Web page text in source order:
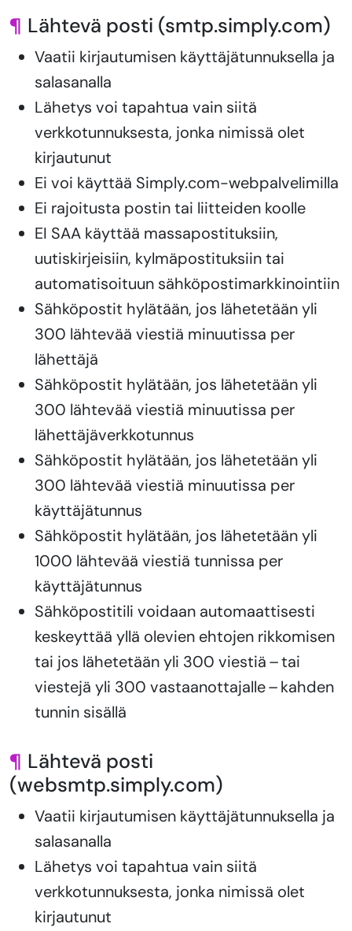
¶ Lähtevä posti (smtp.simply.com)
Vaatii kirjautumisen käyttäjätunnuksella ja
salasanalla
Lähetys voi tapahtua vain siitä
verkkotunnuksesta, jonka nimissä olet
kirjautunut
Ei voi käyttää Simply.com-webpalvelimilla
Ei rajoitusta postin tai liitteiden koolle
EI SAA käyttää massapostituksiin,
uutiskirjeisiin, kylmäpostituksiin tai
automatisoituun sähköpostimarkkinointiin
Sähköpostit hylätään, jos lähetetään yli
300 lähtevää viestiä minuutissa per
lähettäjä
Sähköpostit hylätään, jos lähetetään yli
300 lähtevää viestiä minuutissa per
lähettäjäverkkotunnus
Sähköpostit hylätään, jos lähetetään yli
300 lähtevää viestiä minuutissa per
käyttäjätunnus
Sähköpostit hylätään, jos lähetetään yli
1000 lähtevää viestiä tunnissa per
käyttäjätunnus
Sähköpostitili voidaan automaattisesti
keskeyttää yllä olevien ehtojen rikkomisen
tai jos lähetetään yli 300 viestiä – tai
viestejä yli 300 vastaanottajalle – kahden
tunnin sisällä
¶ Lähtevä posti
(websmtp.simply.com)
Vaatii kirjautumisen käyttäjätunnuksella ja
salasanalla
Lähetys voi tapahtua vain siitä
verkkotunnuksesta, jonka nimissä olet
kirjautunut